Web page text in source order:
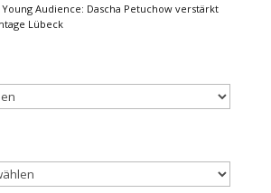
Audience: Dascha Petuchow verstärkt
Lübeck